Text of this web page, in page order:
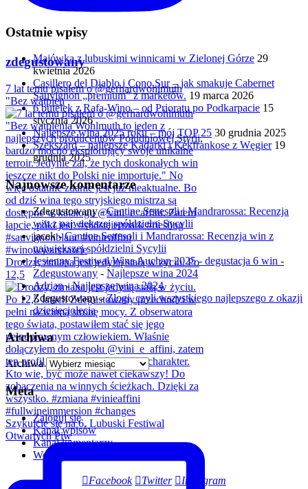
zdegustowany
7 lat temu pisałem o @gerhardwohlmuth
"Bez wątpien
Drodzy, zmiana jest jedyną stałą w życiu. Po
12,5
Szykujcie się na 6. Lubuski Festiwal
Otwartych Piw
Ostatnie wpisy
Majówka z lubuskimi winnicami w Zielonej Górze 29
kwietnia 2026
Casillero del Diablo i Cono Sur – jak smakuje Cabernet
Sauvignon „premium” z marketów. 19 marca 2026
6 butelek z Rafa-Wino – od Prioratu po Podkarpacie 15
stycznia 2026
Najlepsze wina 2025 roku – mój TOP 25 30 grudnia 2025
Szekszárd – najlepsze Kadarki i Kékfrankose z Węgier 19
grudnia 2025
Najnowsze komentarze
Zdegustowany-Cantine Settesoli i Mandrarossa: Recenzja
win z największej spółdzielni Sycylii
jacek-Cantine Settesoli i Mandrarossa: Recenzja win z
największej spółdzielni Sycylii
Jesienny Festiwal Wina Auchan 2025 - degustacja 6 win -
Zdegustowany - Najlepsze wina 2024
Adrian-Najlepsze wina 2024
Zdegustowany-Złogi, czyli wszystkiego najlepszego z okazji
dziesięciolecia
Archiwa
Archiwa
Meta
Zaloguj się
Kanał wpisów
Kanał komentarzy
WordPress.org
Facebook Twitter Instagram